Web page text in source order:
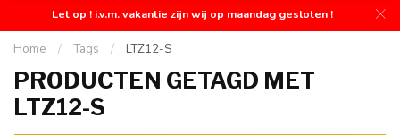
Let op ! i.v.m. vakantie zijn wij op maandag gesloten !
Home / Tags / LTZ12-S
PRODUCTEN GETAGD MET
LTZ12-S